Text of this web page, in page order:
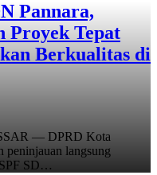
Pannara,
Proyek Tepat
Berkualitas di
— DPRD Kota
peninjauan langsung
SD…